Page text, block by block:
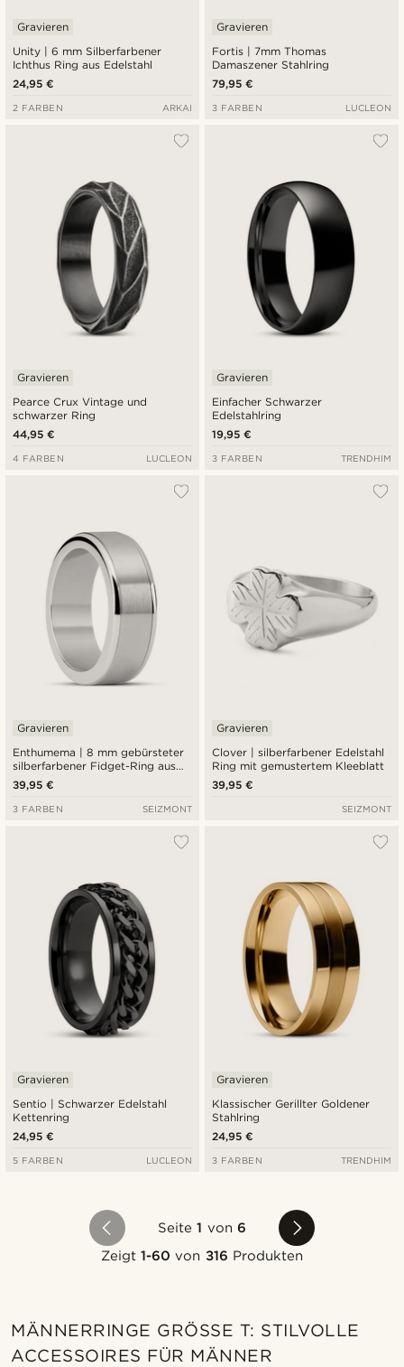
Unity | 6 mm Silberfarbener
Ichthus Ring aus Edelstahl
Gravieren
24,95 €
2 FARBEN ARKAI
Fortis | 7mm Thomas
Damaszener Stahlring
Gravieren
79,95 €
3 FARBEN LUCLEON
Pearce Crux Vintage und
schwarzer Ring
Gravieren
44,95 €
4 FARBEN LUCLEON
Einfacher Schwarzer
Edelstahlring
Gravieren
19,95 €
3 FARBEN TRENDHIM
Enthumema | 8 mm gebürsteter
silberfarbener Fidget-Ring aus
Edelstahl
Gravieren
39,95 €
3 FARBEN SEIZMONT
Clover | silberfarbener Edelstahl
Ring mit gemustertem Kleeblatt
Gravieren
39,95 €
SEIZMONT
Sentio | Schwarzer Edelstahl
Kettenring
Gravieren
24,95 €
5 FARBEN LUCLEON
Klassischer Gerillter Goldener
Stahlring
Gravieren
24,95 €
3 FARBEN TRENDHIM
Seite1 von 6
Zeigt1-60 von 316 Produkten
MÄNNERRINGE GRÖSSE T: STILVOLLE A
CCESSOIRES FÜR MÄNNER